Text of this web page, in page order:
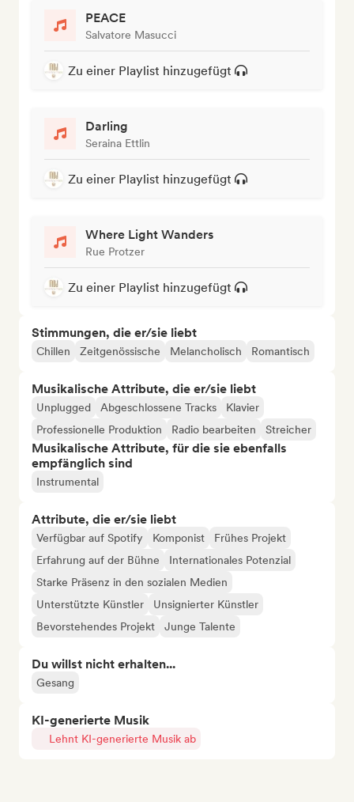
PEACE
Salvatore Masucci
Zu einer Playlist hinzugefügt
Darling
Seraina Ettlin
Zu einer Playlist hinzugefügt
Where Light Wanders
Rue Protzer
Zu einer Playlist hinzugefügt
Stimmungen, die er/sie liebt
Chillen Zeitgenössische Melancholisch Romantisch
Musikalische Attribute, die er/sie liebt
Unplugged Abgeschlossene Tracks
Klavier
Professionelle Produktion
Radio bearbeiten Streicher
Musikalische Attribute, für die sie ebenfalls
empfänglich sind
Instrumental
Attribute, die er/sie liebt
Verfügbar auf Spotify Komponist
Frühes Projekt
Erfahrung auf der Bühne
Internationales Potenzial
Starke Präsenz in den sozialen Medien
Unterstützte Künstler
Unsignierter Künstler
Bevorstehendes Projekt
Junge Talente
Du willst nicht erhalten...
Gesang
KI-generierte Musik
Lehnt KI-generierte Musik ab